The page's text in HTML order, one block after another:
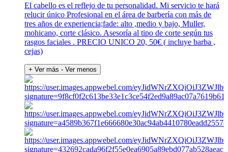
El cabello es el reflejo de tu personalidad. Mi servicio te hará
relucir único Profesional en el área de barbería con más de
tres años de experiencia;fade: alto ,medio y bajo, Muller,
mohicano, corte clásico. Asesoría al tipo de corte según tus
rasgos faciales . PRECIO UNICO 20, 50€ ( incluye barba ,
cejas)
+ Ver más - Ver menos